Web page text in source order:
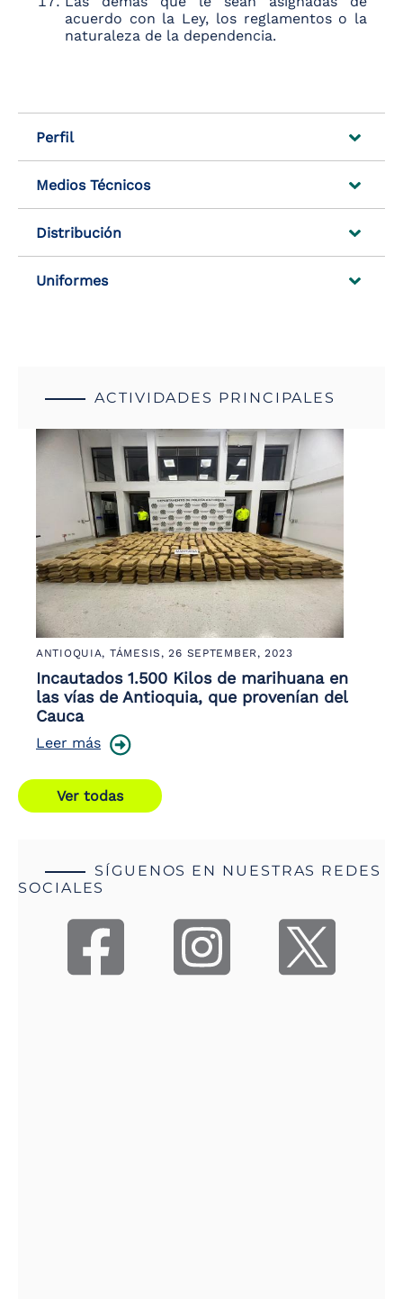
acuerdo con la Ley, los reglamentos o la
naturaleza de la dependencia.
Perfil
Medios Técnicos
Distribución
Uniformes
ACTIVIDADES PRINCIPALES
ANTIOQUIA, TÁMESIS,26 SEPTEMBER, 2023
Incautados 1.500 Kilos de marihuana en
las vías de Antioquia, que provenían del
Cauca
Leer más
Ver todas
SÍGUENOS EN NUESTRAS REDES
SOCIALES